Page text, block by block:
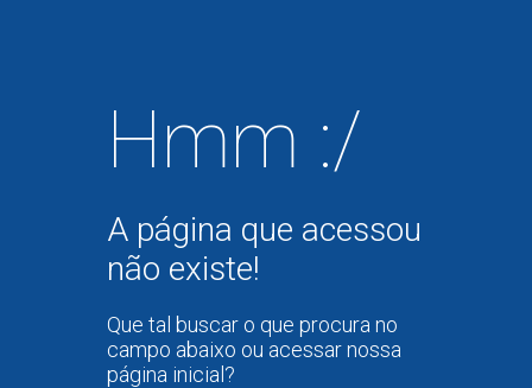
Hmm :/
A página que acessou
não existe!
Que tal buscar o que procura no
campo abaixo ou acessar nossa
página inicial?